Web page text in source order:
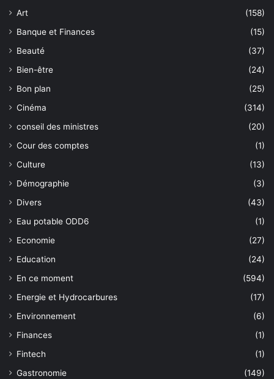
Art
(158)
Banque et Finances
(15)
Beauté
(37)
Bien-être
(24)
Bon plan
(25)
Cinéma
(314)
conseil des ministres
(20)
Cour des comptes
(1)
Culture
(13)
Démographie
(3)
Divers
(43)
Eau potable ODD6
(1)
Economie
(27)
Education
(24)
En ce moment
(594)
Energie et Hydrocarbures
(17)
Environnement
(6)
Finances
(1)
Fintech
(1)
Gastronomie
(149)